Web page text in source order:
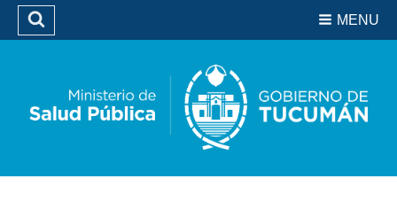
Biblioteca
MENU
Buscar